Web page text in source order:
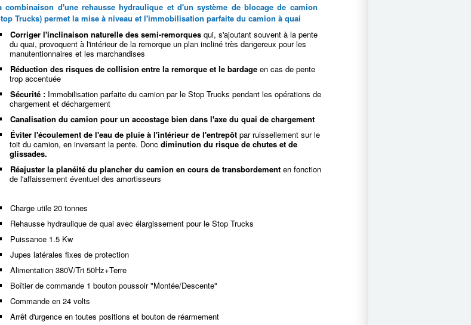
combinaison d'une rehausse hydraulique et d'un système de blocage de camion
Trucks) permet la mise à niveau et l'immobilisation parfaite du camion à quai
Corriger l'inclinaison naturelle des semi-remorques qui, s'ajoutant souvent à la pente
du quai, provoquent à l'intérieur de la remorque un plan incliné très dangereux pour les
manutentionnaires et les marchandises
Réduction des risques de collision entre la remorque et le bardage en cas de pente
trop accentuée
Sécurité : Immobilisation parfaite du camion par le Stop Trucks pendant les opérations de
chargement et déchargement
Canalisation du camion pour un accostage bien dans l'axe du quai de chargement
Éviter l'écoulement de l'eau de pluie à l'intérieur de l'entrepôt par ruissellement sur le
toit du camion, en inversant la pente. Doncdiminution du risque de chutes et de
glissades.
Réajuster la planéité du plancher du camion en cours de transbordement en fonction
de l'affaissement éventuel des amortisseurs
Charge utile 20 tonnes
Rehausse hydraulique de quai avec élargissement pour le Stop Trucks
Puissance 1.5 Kw
Jupes latérales fixes de protection
Alimentation 380V/Tri 50Hz+Terre
Boîtier de commande 1 bouton poussoir "Montée/Descente"
Commande en 24 volts
Arrêt d'urgence en toutes positions et bouton de réarmement